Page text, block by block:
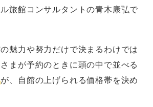
旅館コンサルタントの青木康弘で
魅力や努力だけで決まるわけでは
まが予約のときに頭の中で並べる
が、自館の上げられる価格帯を決め